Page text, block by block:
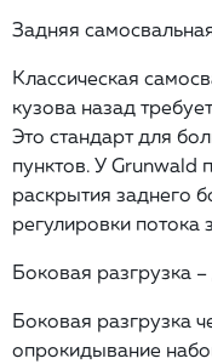
Задняя
Классическая
кузова назад
Это стандарт для
пунктов. У Grunwald
раскрытия заднего
регулировки потока
Боковая разгрузка
Боковая разгрузка
опрокидывание